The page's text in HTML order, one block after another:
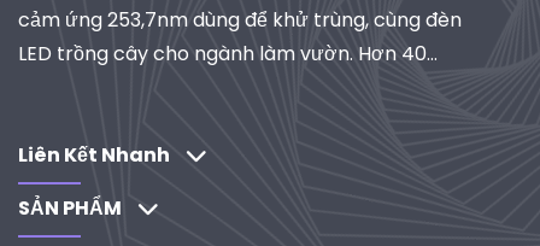
cảm ứng 253,7nm dùng để khử trùng, cùng đèn
LED trồng cây cho ngành làm vườn. Hơn 40
công nghiệp. Khám phá các giải pháp do R&D
thúc đẩy của chúng tôi.
Liên Kết Nhanh
SẢN PHẨM